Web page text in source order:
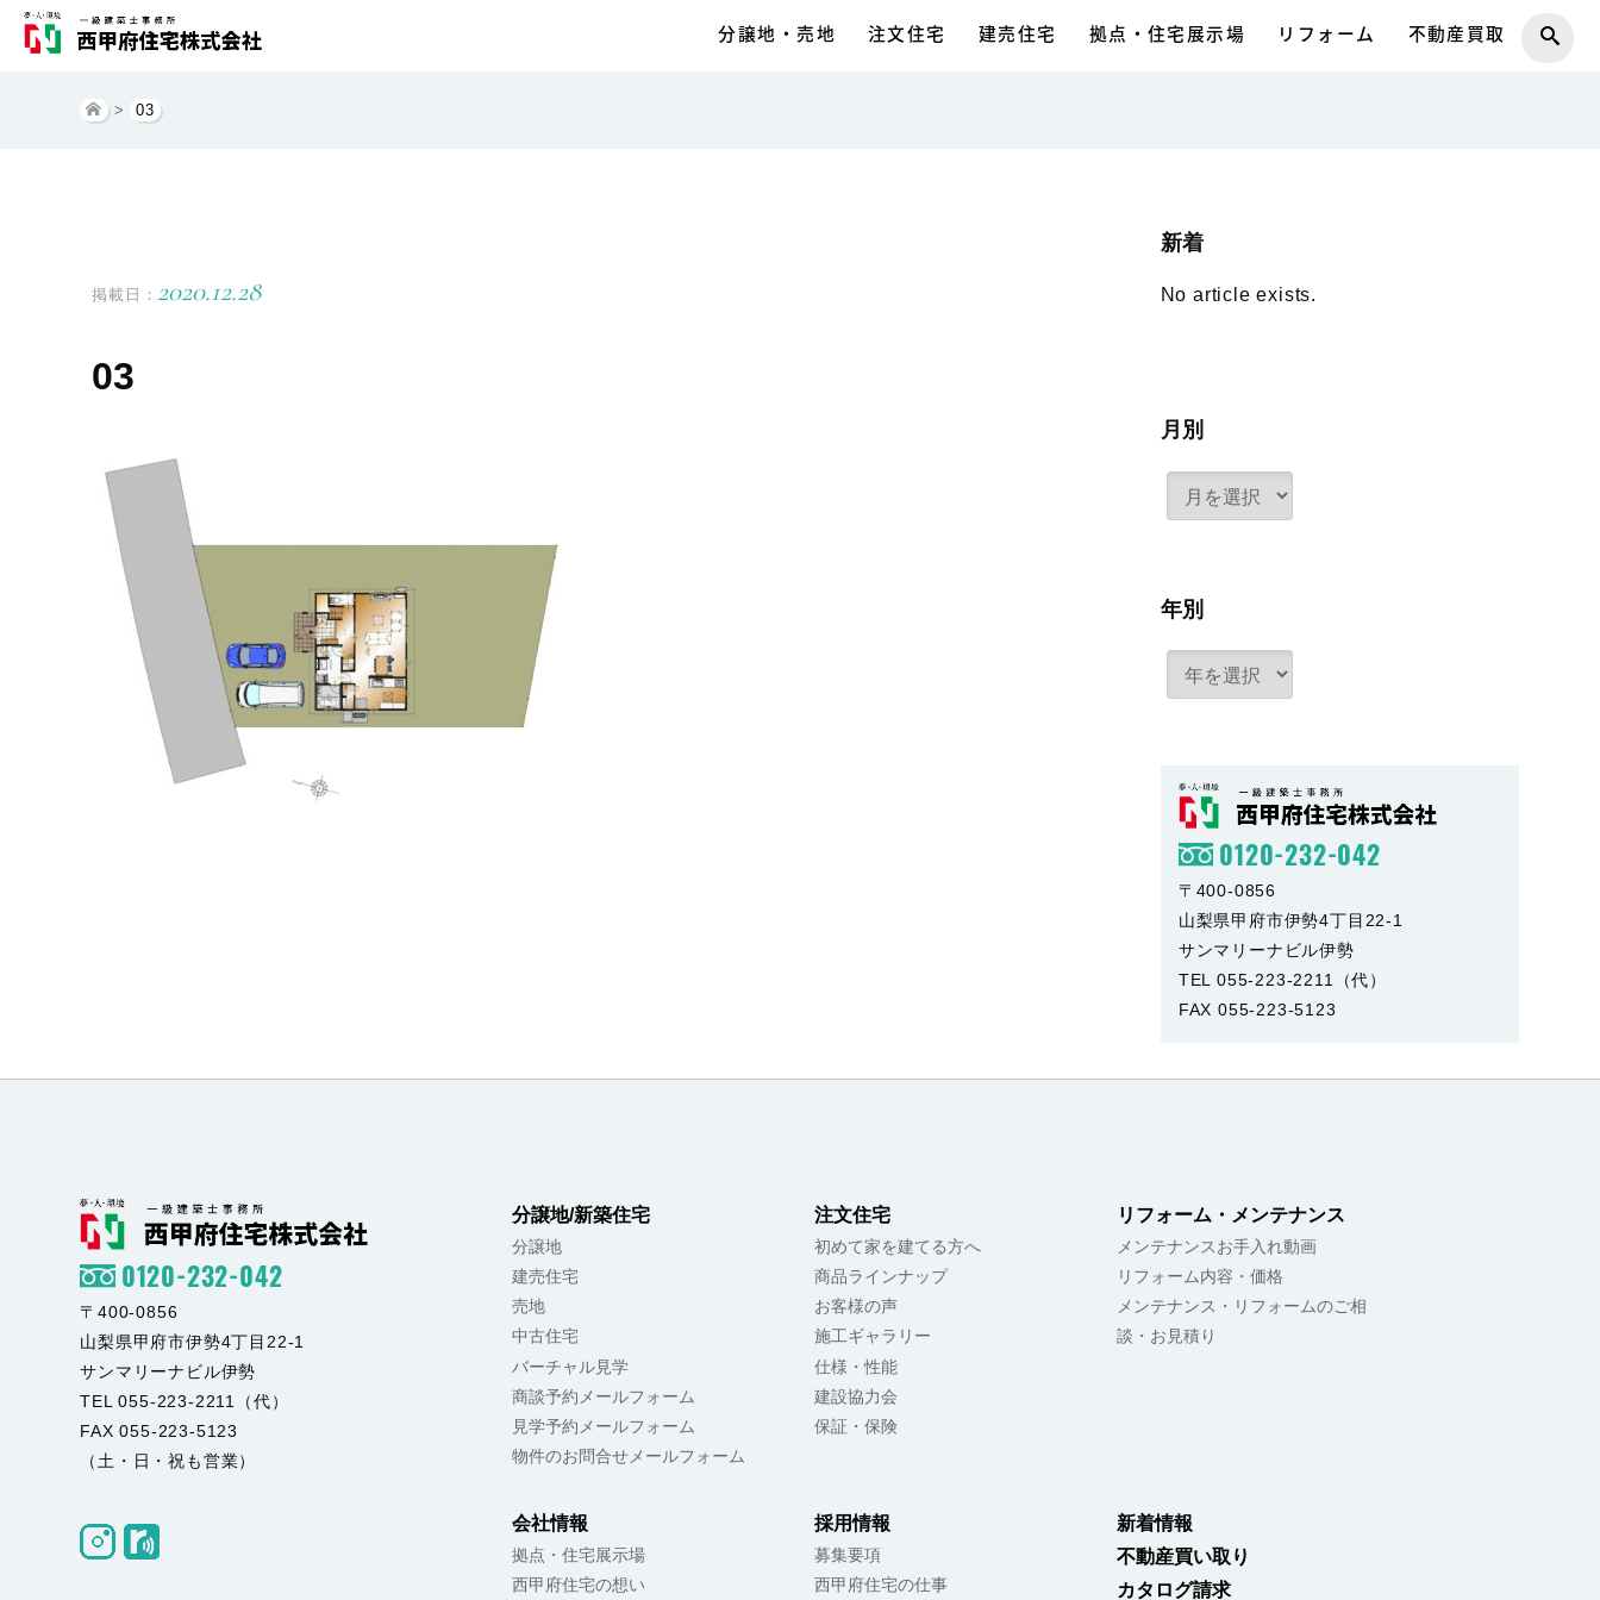
分譲地・売地 注文住宅 建売住宅 拠点・住宅展示場 リフォーム 不動産買取
> 03
掲載日： 2020.12.28
03
新着
No article exists.
月別
年別
0120-232-042
〒400-0856
山梨県甲府市伊勢4丁目22-1
サンマリーナビル伊勢
TEL 055-223-2211（代）
FAX 055-223-5123
分譲地/新築住宅
分譲地
建売住宅
売地
中古住宅
バーチャル見学
商談予約メールフォーム
見学予約メールフォーム
物件のお問合せメールフォーム
注文住宅
初めて家を建てる方へ
商品ラインナップ
お客様の声
施工ギャラリー
仕様・性能
建設協力会
保証・保険
リフォーム・メンテナンス
メンテナンスお手入れ動画
リフォーム内容・価格
メンテナンス・リフォームのご相
談・お見積り
会社情報
拠点・住宅展示場
西甲府住宅の想い
採用情報
募集要項
西甲府住宅の仕事
新着情報
不動産買い取り
カタログ請求
0120-232-042
〒400-0856
山梨県甲府市伊勢4丁目22-1
サンマリーナビル伊勢
TEL 055-223-2211（代）
FAX 055-223-5123
（土・日・祝も営業）